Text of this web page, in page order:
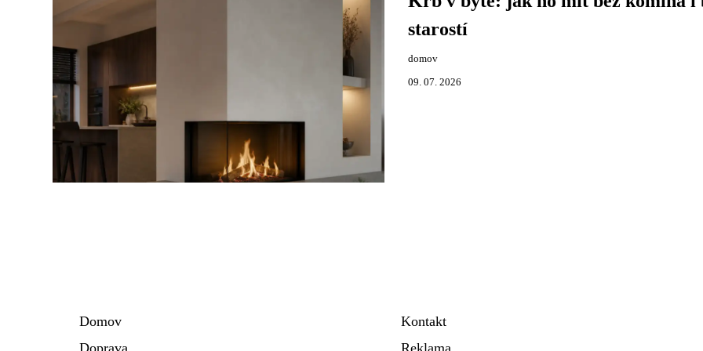
starostí
domov
09. 07. 2026
Domov
Doprava
Kontakt
Reklama